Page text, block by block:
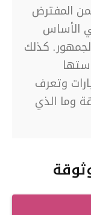
المفترض
الأساس
كذلك
وتعرف
وما الذي